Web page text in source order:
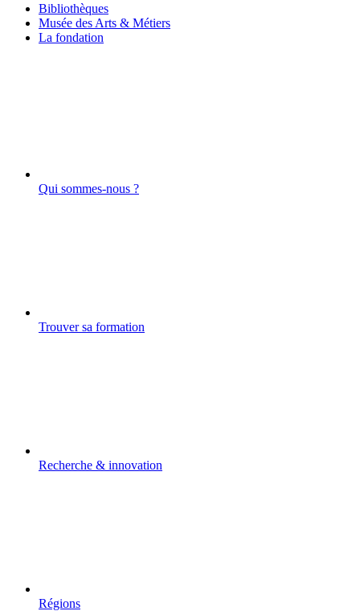
Bibliothèques
Musée des Arts & Métiers
La fondation
Qui sommes-nous ?
Trouver sa formation
Recherche & innovation
Régions